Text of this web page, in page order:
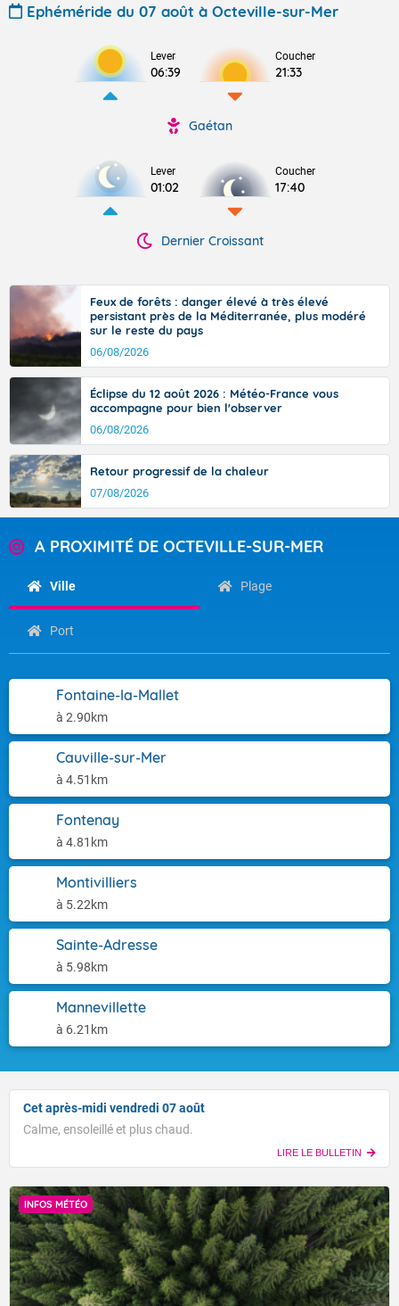
Ephéméride du 07 août à Octeville-sur-Mer
Lever
06:39
Coucher
21:33
Gaétan
Lever
01:02
Coucher
17:40
Dernier Croissant
Feux de forêts : danger élevé à très élevé
persistant près de la Méditerranée, plus modéré
sur le reste du pays
06/08/2026
Éclipse du 12 août 2026 : Météo-France vous
accompagne pour bien l'observer
06/08/2026
Retour progressif de la chaleur
07/08/2026
A PROXIMITÉ DE OCTEVILLE-SUR-MER
Ville Plage
Port
Fontaine-la-Mallet
à 2.90km
Cauville-sur-Mer
à 4.51km
Fontenay
à 4.81km
Montivilliers
à 5.22km
Sainte-Adresse
à 5.98km
Mannevillette
à 6.21km
Cet après-midi vendredi 07 août
Calme, ensoleillé et plus chaud.
LIRE LE BULLETIN
INFOS MÉTÉO